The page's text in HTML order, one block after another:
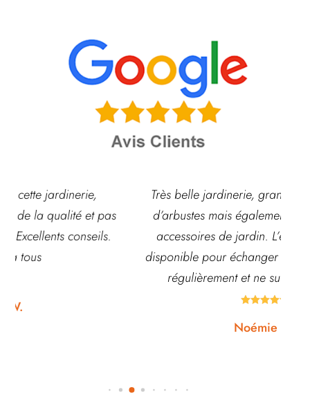
Très belle jardinerie, grand choix de fleurs et
d’arbustes mais également de pots ou autre
accessoires de jardin. L’équipe est souvent
disponible pour échanger et conseiller. J’y vais
régulièrement et ne suis jamais déçue.